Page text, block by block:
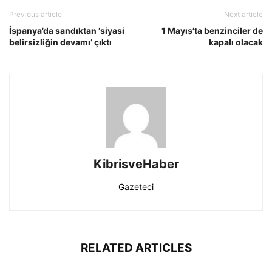
Previous article
İspanya’da sandıktan ‘siyasi
belirsizliğin devamı’ çıktı
Next article
1 Mayıs’ta benzinciler de
kapalı olacak
KibrisveHaber
Gazeteci
RELATED ARTICLES